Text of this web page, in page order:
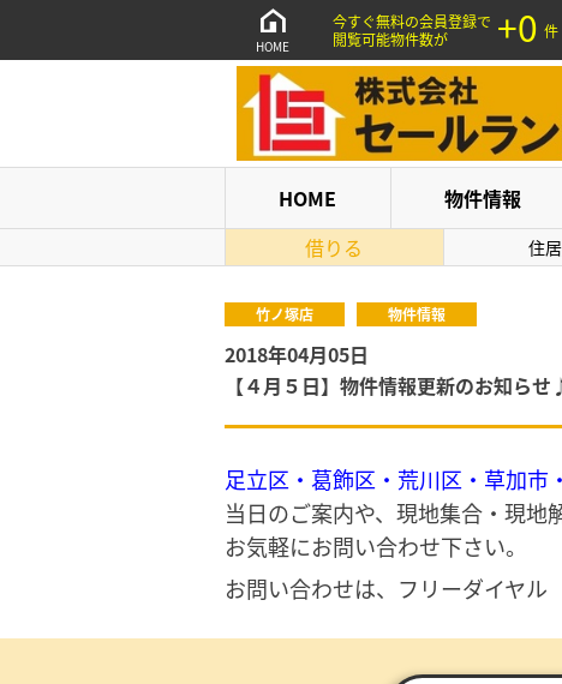
HOME
今すぐ無料の会員登録で
閲覧可能物件数が
+0 件
HOME 物件情報
借りる
住
竹ノ塚店 物件情報
2018年04月05日
【４月５日】物件情報更新のお知らせ
足立区・葛飾区・荒川区・草加市
当日のご案内や、現地集合・現地
お気軽にお問い合わせ下さい。
お問い合わせは、フリーダイヤル